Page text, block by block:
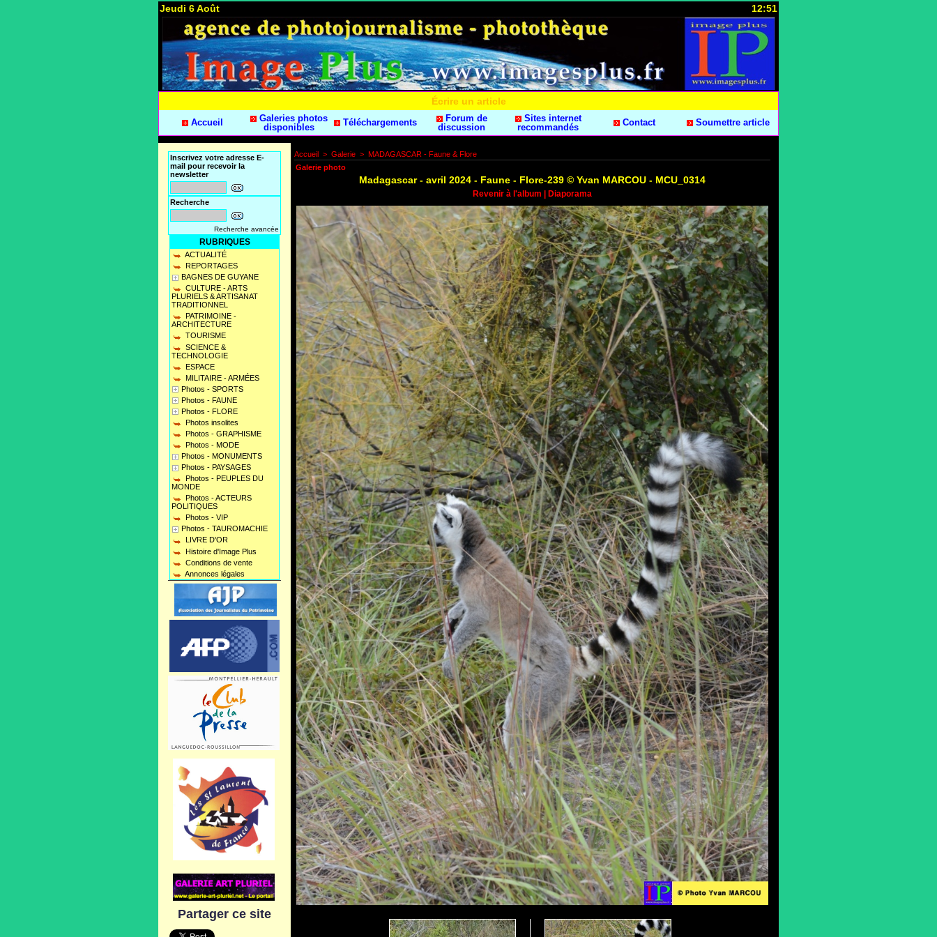
Jeudi 6 Août 12:51
Écrire un article
Accueil
Galeries photos
disponibles
Téléchargements
Forum de
discussion
Sites internet
recommandés
Contact Soumettre article
Inscrivez votre adresse E-
mail pour recevoir la
newsletter
Recherche
Recherche avancée
RUBRIQUES
ACTUALITÉ
REPORTAGES
BAGNES DE GUYANE
CULTURE - ARTS
PLURIELS & ARTISANAT
TRADITIONNEL
PATRIMOINE -
ARCHITECTURE
TOURISME
SCIENCE &
TECHNOLOGIE
ESPACE
MILITAIRE - ARMÉES
Photos - SPORTS
Photos - FAUNE
Photos - FLORE
Photos insolites
Photos - GRAPHISME
Photos - MODE
Photos - MONUMENTS
Photos - PAYSAGES
Photos - PEUPLES DU
MONDE
Photos - ACTEURS
POLITIQUES
Photos - VIP
Photos - TAUROMACHIE
LIVRE D'OR
Histoire d'Image Plus
Conditions de vente
Annonces légales
Partager ce site
Accueil > Galerie > MADAGASCAR - Faune & Flore
Galerie photo
Madagascar - avril 2024 - Faune - Flore-239 © Yvan MARCOU - MCU_0314
Revenir à l'album Diaporama